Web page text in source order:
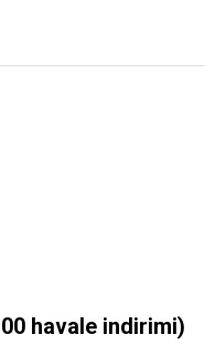
havale indirimi)